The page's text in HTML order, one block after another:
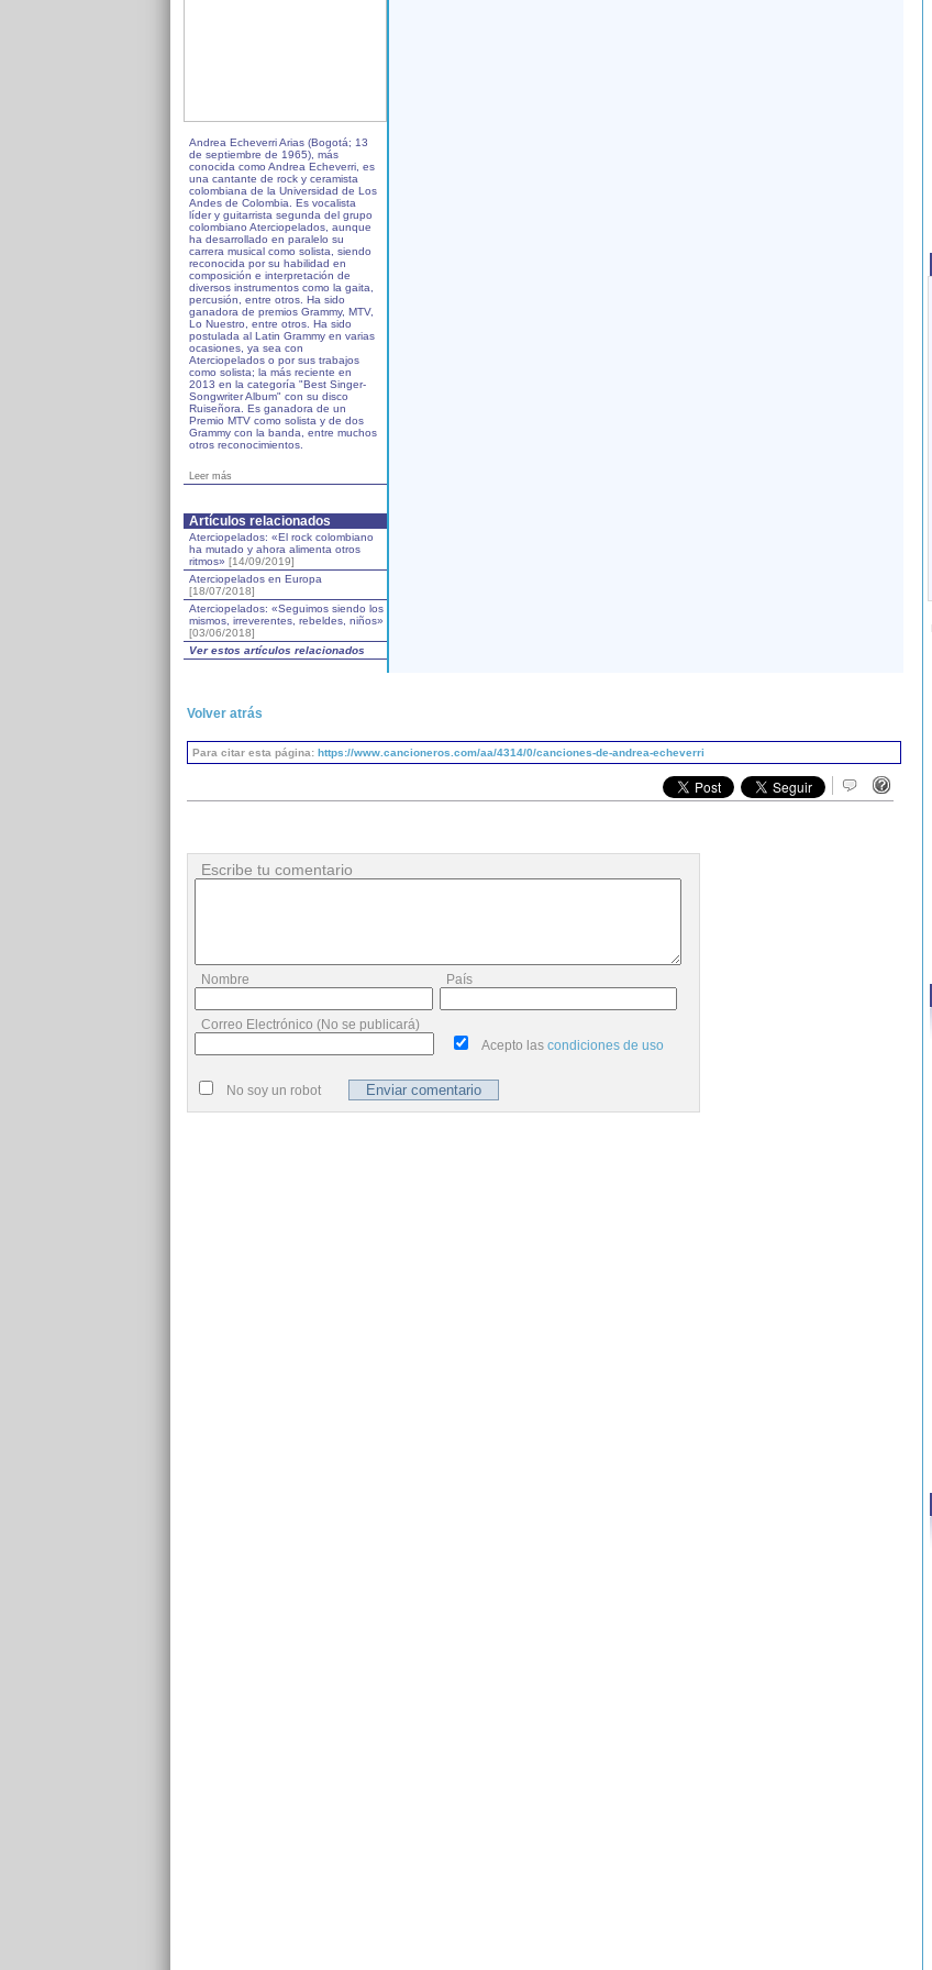
Andrea Echeverri Arias (Bogotá; 13
de septiembre de 1965), más
conocida como Andrea Echeverri, es
una cantante de rock y ceramista
colombiana de la Universidad de Los
Andes de Colombia. Es vocalista
líder y guitarrista segunda del grupo
colombiano Aterciopelados, aunque
ha desarrollado en paralelo su
carrera musical como solista, siendo
reconocida por su habilidad en
composición e interpretación de
diversos instrumentos como la gaita,
percusión, entre otros. Ha sido
ganadora de premios Grammy, MTV,
Lo Nuestro, entre otros. Ha sido
postulada al Latin Grammy en varias
ocasiones, ya sea con
Aterciopelados o por sus trabajos
como solista; la más reciente en
2013 en la categoría "Best Singer-
Songwriter Album" con su disco
Ruiseñora. Es ganadora de un
Premio MTV como solista y de dos
Grammy con la banda, entre muchos
otros reconocimientos.
Leer más
Artículos relacionados
Aterciopelados: «El rock colombiano
ha mutado y ahora alimenta otros
ritmos» [14/09/2019]
Aterciopelados en Europa
[18/07/2018]
Aterciopelados: «Seguimos siendo los
mismos, irreverentes, rebeldes, niños»
[03/06/2018]
Ver estos artículos relacionados
Volver atrás
Para citar esta página: https://www.cancioneros.com/aa/4314/0/canciones-de-andrea-echeverri
Escribe tu comentario
Nombre País
Correo Electrónico (No se publicará)
Acepto las condiciones de uso
No soy un robot